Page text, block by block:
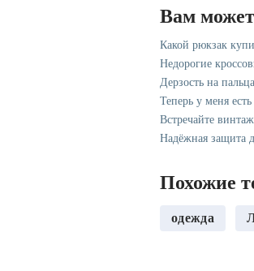
Вам
Какой рюкзак
Недорогие
Дерзость на
Теперь у меня
Встречайте
Надёжная защита
Похожие
одежда